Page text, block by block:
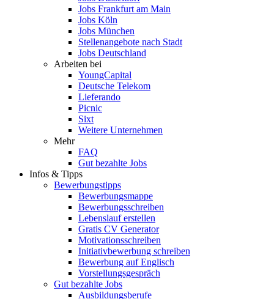
Jobs Frankfurt am Main
Jobs Köln
Jobs München
Stellenangebote nach Stadt
Jobs Deutschland
Arbeiten bei
YoungCapital
Deutsche Telekom
Lieferando
Picnic
Sixt
Weitere Unternehmen
Mehr
FAQ
Gut bezahlte Jobs
Infos & Tipps
Bewerbungstipps
Bewerbungsmappe
Bewerbungsschreiben
Lebenslauf erstellen
Gratis CV Generator
Motivationsschreiben
Initiativbewerbung schreiben
Bewerbung auf Englisch
Vorstellungsgespräch
Gut bezahlte Jobs
Ausbildungsberufe